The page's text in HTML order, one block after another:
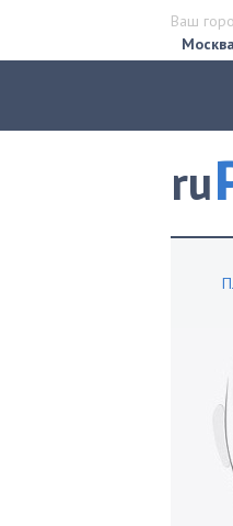
Ваш
Москва
ru